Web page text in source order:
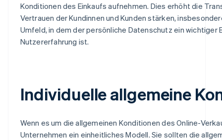
Konditionen des Einkaufs aufnehmen. Dies erhöht die
Vertrauen der Kundinnen und Kunden stärken,
Umfeld, in dem der persönliche Datenschutz ein wichtiger
Nutzererfahrung ist.
Individuelle allgemeine
Wenn es um die allgemeinen Konditionen des Online-
Unternehmen ein einheitliches Modell. Sie sollten die